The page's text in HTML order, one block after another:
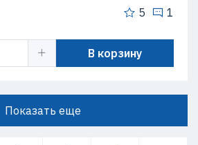
5 1
В корзину
Показать еще